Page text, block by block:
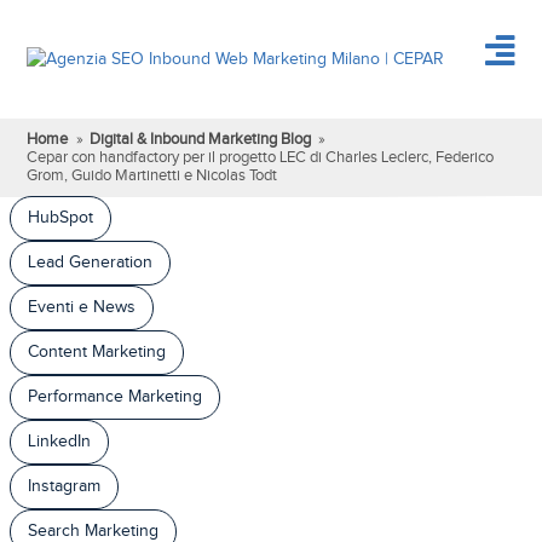
Home » Digital & Inbound Marketing Blog »
Cepar con handfactory per il progetto LEC di Charles Leclerc, Federico
Grom, Guido Martinetti e Nicolas Todt
HubSpot
Lead Generation
Eventi e News
Content Marketing
Performance Marketing
LinkedIn
Instagram
Search Marketing